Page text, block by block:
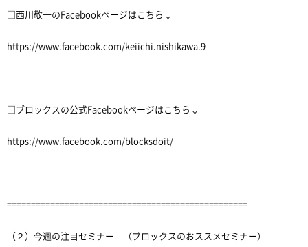
□西川敬一のFacebookページはこちら↓
https://www.facebook.com/keiichi.nishikawa.9
□ブロックスの公式Facebookページはこちら↓
https://www.facebook.com/blocksdoit/
==================================================
（２）今週の注目セミナー （ブロックスのおススメセミナー）